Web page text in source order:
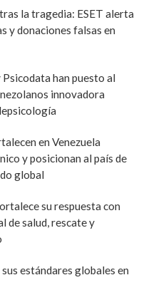
la tragedia: ESET alerta
y donaciones falsas en
han puesto al
innovadora
en Venezuela
y posicionan al país de
global
su respuesta con
de salud, rescate y
estándares globales en